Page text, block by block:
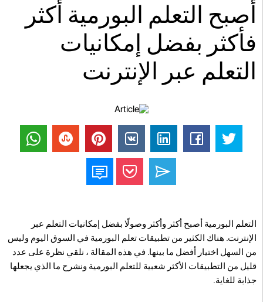
أصبح التعلم البورمية أكثر
فأكثر بفضل إمكانيات
التعلم عبر الإنترنت
التعلم البورمية أصبح أكثر وأكثر وصولًا بفضل إمكانيات التعلم عبر
الإنترنت. هناك الكثير من تطبيقات تعلم البورمية في السوق اليوم وليس
من السهل اختيار أفضل ما بينها. في هذه المقالة ، نلقي نظرة على عدد
قليل من التطبيقات الأكثر شعبية للتعلم البورمية ونشرح ما الذي يجعلها
جذابة للغاية.